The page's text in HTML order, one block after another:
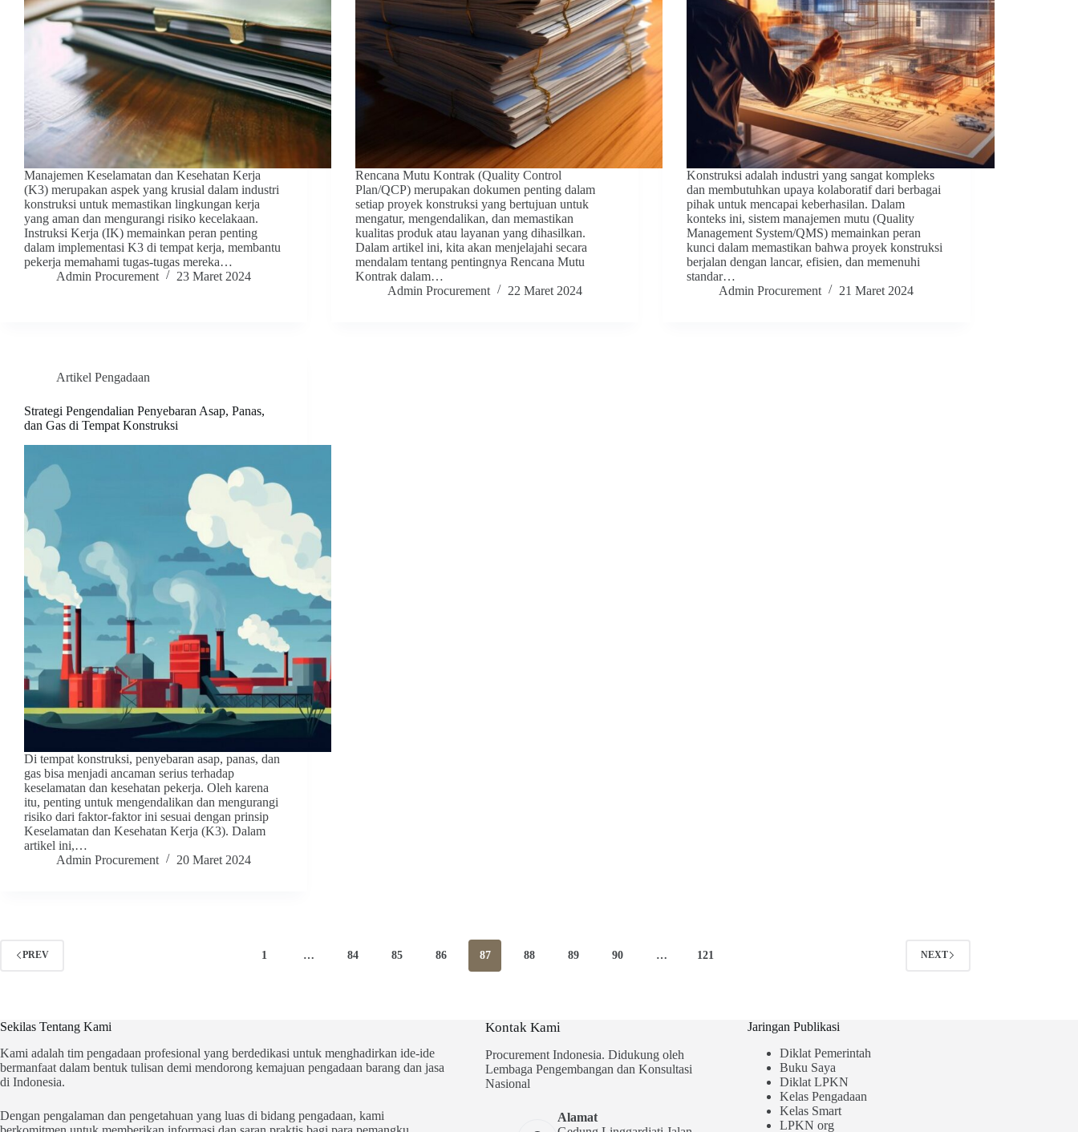
Manajemen Keselamatan dan Kesehatan Kerja
(K3) merupakan aspek yang krusial dalam industri
konstruksi untuk memastikan lingkungan kerja
yang aman dan mengurangi risiko kecelakaan.
Instruksi Kerja (IK) memainkan peran penting
dalam implementasi K3 di tempat kerja, membantu
pekerja memahami tugas-tugas mereka…
Admin Procurement
23 Maret 2024
Rencana Mutu Kontrak (Quality Control
Plan/QCP) merupakan dokumen penting dalam
setiap proyek konstruksi yang bertujuan untuk
mengatur, mengendalikan, dan memastikan
kualitas produk atau layanan yang dihasilkan.
Dalam artikel ini, kita akan menjelajahi secara
mendalam tentang pentingnya Rencana Mutu
Kontrak dalam…
Admin Procurement
22 Maret 2024
Konstruksi adalah industri yang sangat kompleks
dan membutuhkan upaya kolaboratif dari berbagai
pihak untuk mencapai keberhasilan. Dalam
konteks ini, sistem manajemen mutu (Quality
Management System/QMS) memainkan peran
kunci dalam memastikan bahwa proyek konstruksi
berjalan dengan lancar, efisien, dan memenuhi
standar…
Admin Procurement
21 Maret 2024
Artikel Pengadaan
Strategi Pengendalian Penyebaran Asap, Panas,
dan Gas di Tempat Konstruksi
Di tempat konstruksi, penyebaran asap, panas, dan
gas bisa menjadi ancaman serius terhadap
keselamatan dan kesehatan pekerja. Oleh karena
itu, penting untuk mengendalikan dan mengurangi
risiko dari faktor-faktor ini sesuai dengan prinsip
Keselamatan dan Kesehatan Kerja (K3). Dalam
artikel ini,…
Admin Procurement
20 Maret 2024
PREV 1 … 84 85 86 87 88 89 90 … 121 NEXT
Sekilas Tentang Kami
Kami adalah tim pengadaan profesional yang berdedikasi untuk menghadirkan ide-ide
bermanfaat dalam bentuk tulisan demi mendorong kemajuan pengadaan barang dan jasa
di Indonesia.
Dengan pengalaman dan pengetahuan yang luas di bidang pengadaan, kami
Kontak Kami
Procurement Indonesia. Didukung oleh
Lembaga Pengembangan dan Konsultasi
Nasional
Alamat
Jaringan Publikasi
Diklat Pemerintah
Buku Saya
Diklat LPKN
Kelas Pengadaan
Kelas Smart
LPKN org